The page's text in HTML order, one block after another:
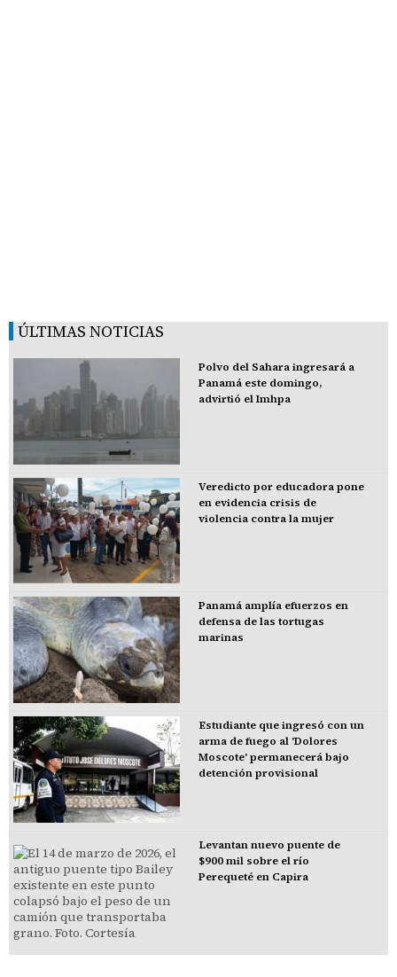
ÚLTIMAS NOTICIAS
Polvo del Sahara ingresará a
Panamá este domingo,
advirtió el Imhpa
Veredicto por educadora pone
en evidencia crisis de
violencia contra la mujer
Panamá amplía efuerzos en
defensa de las tortugas
marinas
Estudiante que ingresó con un
arma de fuego al 'Dolores
Moscote' permanecerá bajo
detención provisional
Levantan nuevo puente de
$900 mil sobre el río
Perequeté en Capira